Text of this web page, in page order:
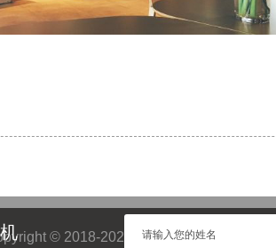
© 2018-2025 Seesaw Coffee 官网